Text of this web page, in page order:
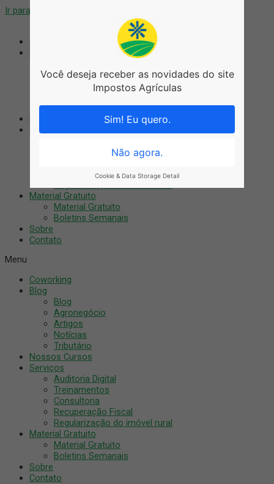
Ir para o conteúdo
Agronegócio
Tributário
Serviços
Recuperação Fiscal
Material Gratuito
Material Gratuito
Boletins Semanais
Sobre
Contato
Menu
Coworking
Blog
Blog
Agronegócio
Artigos
Notícias
Tributário
Nossos Cursos
Serviços
Auditoria Digital
Treinamentos
Consultoria
Recuperação Fiscal
Regularização do imóvel rural
Material Gratuito
Material Gratuito
Boletins Semanais
Sobre
Contato
Você deseja receber as novidades do site
Impostos Agrículas
Sim! Eu quero.
Não agora.
Cookie & Data Storage Detail